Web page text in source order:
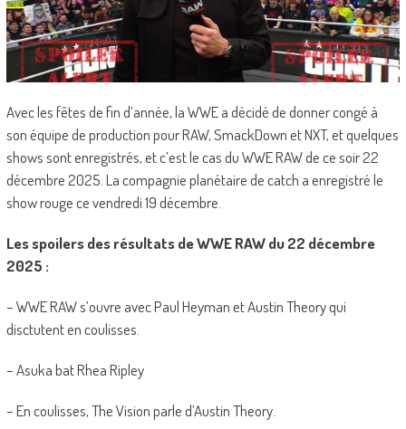
Avec les fêtes de fin d’année, la WWE a décidé de donner congé à
son équipe de production pour RAW, SmackDown et NXT, et quelques
shows sont enregistrés, et c’est le cas du WWE RAW de ce soir 22
décembre 2025. La compagnie planétaire de catch a enregistré le
show rouge ce vendredi 19 décembre.
Les spoilers des résultats de WWE RAW du 22 décembre
2025 :
– WWE RAW s’ouvre avec Paul Heyman et Austin Theory qui
disctutent en coulisses.
– Asuka bat Rhea Ripley
– En coulisses, The Vision parle d’Austin Theory.